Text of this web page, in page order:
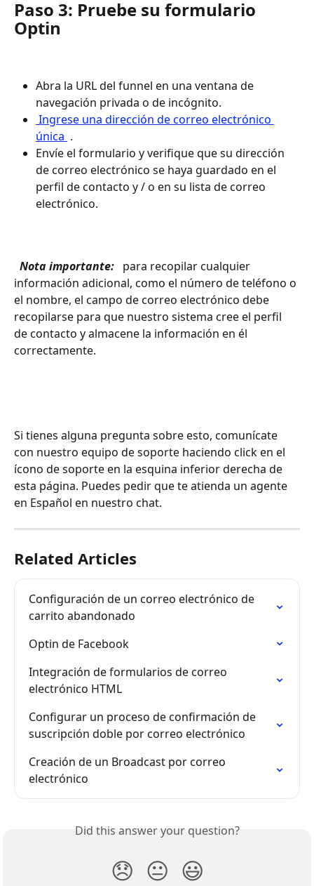
Paso 3: Pruebe su formulario
Optin
Abra la URL del funnel en una ventana de
navegación privada o de incógnito.
única .
Envíe el formulario y verifique que su dirección
de correo electrónico se haya guardado en el
perfil de contacto y / o en su lista de correo
electrónico.
Nota importante: para recopilar cualquier
información adicional, como el número de teléfono o
el nombre, el campo de correo electrónico debe
recopilarse para que nuestro sistema cree el perfil
de contacto y almacene la información en él
correctamente.
Si tienes alguna pregunta sobre esto, comunícate
con nuestro equipo de soporte haciendo click en el
ícono de soporte en la esquina inferior derecha de
esta página. Puedes pedir que te atienda un agente
en Español en nuestro chat.
Related Articles
Configuración de un correo electrónico de
carrito abandonado
Optin de Facebook
Integración de formularios de correo
electrónico HTML
Configurar un proceso de confirmación de
suscripción doble por correo electrónico
Creación de un Broadcast por correo
electrónico
Did this answer your question?
😞 😐 😃